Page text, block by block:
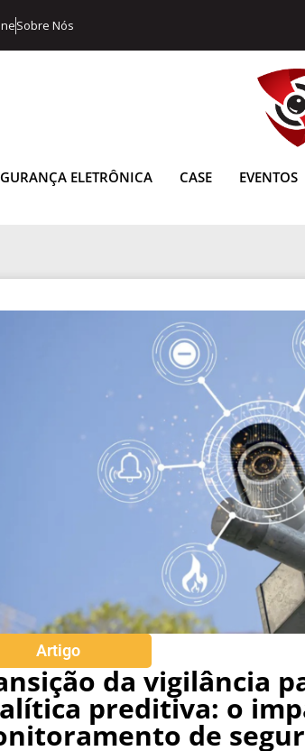
Sobre Nós
ELETRÔNICA CASE EVENTOS
Artigo
da vigilância
preditiva: o
de